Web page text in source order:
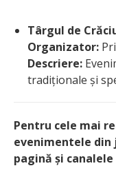
Târgul de
Organizator:
Descriere:
tradiționale și
Pentru cele mai
evenimentele din
pagină și